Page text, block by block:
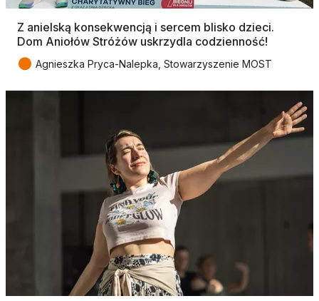
Z anielską konsekwencją i sercem blisko dzieci.
Dom Aniołów Stróżów uskrzydla codzienność!
● Agnieszka Pryca-Nalepka, Stowarzyszenie MOST